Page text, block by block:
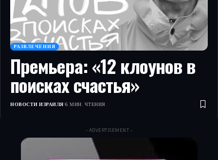
РАЗВЛЕЧЕНИЯ
Премьера: «12 клоунов в
поисках счастья»
НОВОСТИ ИЗРАИЛЯ 6 МИН. ЧТЕНИЯ
- ADVERTISEMENT -